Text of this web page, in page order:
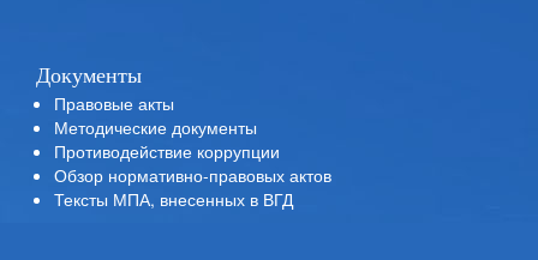
Документы
Правовые акты
Методические документы
Противодействие коррупции
Обзор нормативно-правовых актов
Тексты МПА, внесенных в ВГД